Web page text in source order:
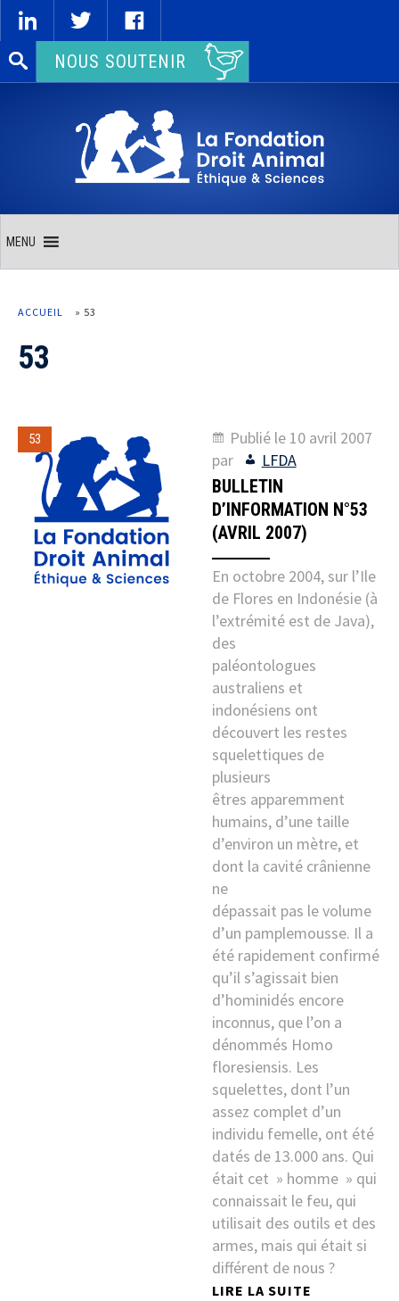
Rechercher :NOUS SOUTENIR
MENU
ACCUEIL » 53
53
53 Publié le 10 avril 2007
par
LFDA
BULLETIN
D’INFORMATION N°53
(AVRIL 2007)
En octobre 2004, sur l’Ile
de Flores en Indonésie (à
l’extrémité est de Java),
des
paléontologues
australiens et
indonésiens ont
découvert les restes
squelettiques de
plusieurs
êtres apparemment
humains, d’une taille
d’environ un mètre, et
dont la cavité crânienne
ne
dépassait pas le volume
d’un pamplemousse. Il a
été rapidement confirmé
qu’il s’agissait bien
d’hominidés encore
inconnus, que l’on a
dénommés Homo
floresiensis. Les
squelettes, dont l’un
assez complet d’un
individu femelle, ont été
datés de 13.000 ans. Qui
était cet » homme » qui
connaissait le feu, qui
utilisait des outils et des
armes, mais qui était si
différent de nous ?
LIRE LA SUITE